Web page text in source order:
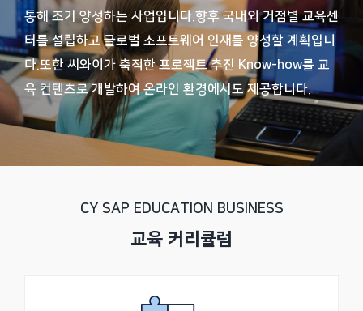
통해 조기 양성하는 사업입니다. 향후 국내외 거점별 교육센
터를 설립하고 글로벌 소프트웨어 인재를 양성할 계획입니
다.또한 씨와이가 축적한 프로젝트 추진 Know-how를 교
육 컨텐츠로 개발하여 온라인 환경에서도 제공합니다.
CY SAP EDUCATION BUSINESS
교육 커리큘럼